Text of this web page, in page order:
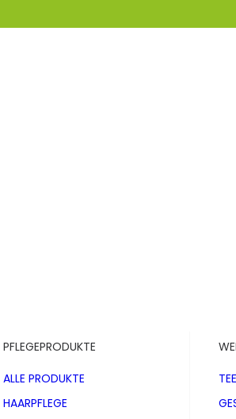
PFLEGEPRODUKTE
ALLE PRODUKTE
HAARPFLEGE